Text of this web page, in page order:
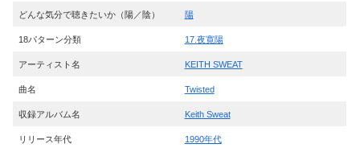
どんな気分で聴きたいか（陽／陰） 陽
18パターン分類 17.夜寛陽
アーティスト名 KEITH SWEAT
曲名 Twisted
収録アルバム名 Keith Sweat
リリース年代 1990年代